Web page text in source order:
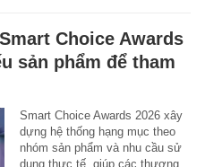
Choice Awards
sản phẩm để tham
Smart Choice Awards 2026 xây
dựng hệ thống hạng mục theo
nhóm sản phẩm và nhu cầu sử
dụng thực tế, giúp các thương…